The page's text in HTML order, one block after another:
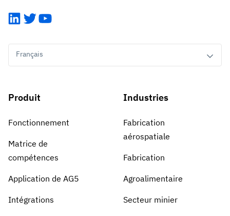
LinkedIn
TwitterYouTube
Français
Produit
Fonctionnement
Matrice de
compétences
Application de AG5
Intégrations
Industries
Fabrication
aérospatiale
Fabrication
Agroalimentaire
Secteur minier